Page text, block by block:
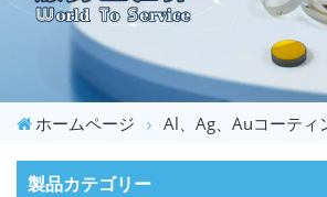
ホームページ Al、Ag、Auコーティ
製品カテゴリー